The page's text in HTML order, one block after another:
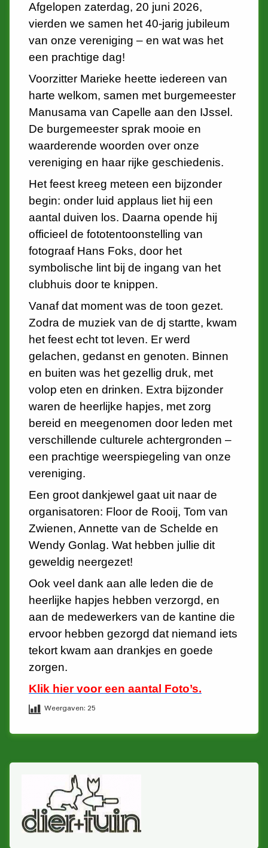
Afgelopen zaterdag, 20 juni 2026,
vierden we samen het 40-jarig jubileum
van onze vereniging – en wat was het
een prachtige dag!
Voorzitter Marieke heette iedereen van
harte welkom, samen met burgemeester
Manusama van Capelle aan den IJssel.
De burgemeester sprak mooie en
waarderende woorden over onze
vereniging en haar rijke geschiedenis.
Het feest kreeg meteen een bijzonder
begin: onder luid applaus liet hij een
aantal duiven los. Daarna opende hij
officieel de fototentoonstelling van
fotograaf Hans Foks, door het
symbolische lint bij de ingang van het
clubhuis door te knippen.
Vanaf dat moment was de toon gezet.
Zodra de muziek van de dj startte, kwam
het feest echt tot leven. Er werd
gelachen, gedanst en genoten. Binnen
en buiten was het gezellig druk, met
volop eten en drinken. Extra bijzonder
waren de heerlijke hapjes, met zorg
bereid en meegenomen door leden met
verschillende culturele achtergronden –
een prachtige weerspiegeling van onze
vereniging.
Een groot dankjewel gaat uit naar de
organisatoren: Floor de Rooij, Tom van
Zwienen, Annette van de Schelde en
Wendy Gonlag. Wat hebben jullie dit
geweldig neergezet!
Ook veel dank aan alle leden die de
heerlijke hapjes hebben verzorgd, en
aan de medewerkers van de kantine die
ervoor hebben gezorgd dat niemand iets
tekort kwam aan drankjes en goede
zorgen.
Klik hier voor een aantal Foto’s.
Weergaven:25